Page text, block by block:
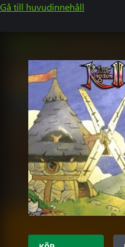
Gå till huvudinnehåll